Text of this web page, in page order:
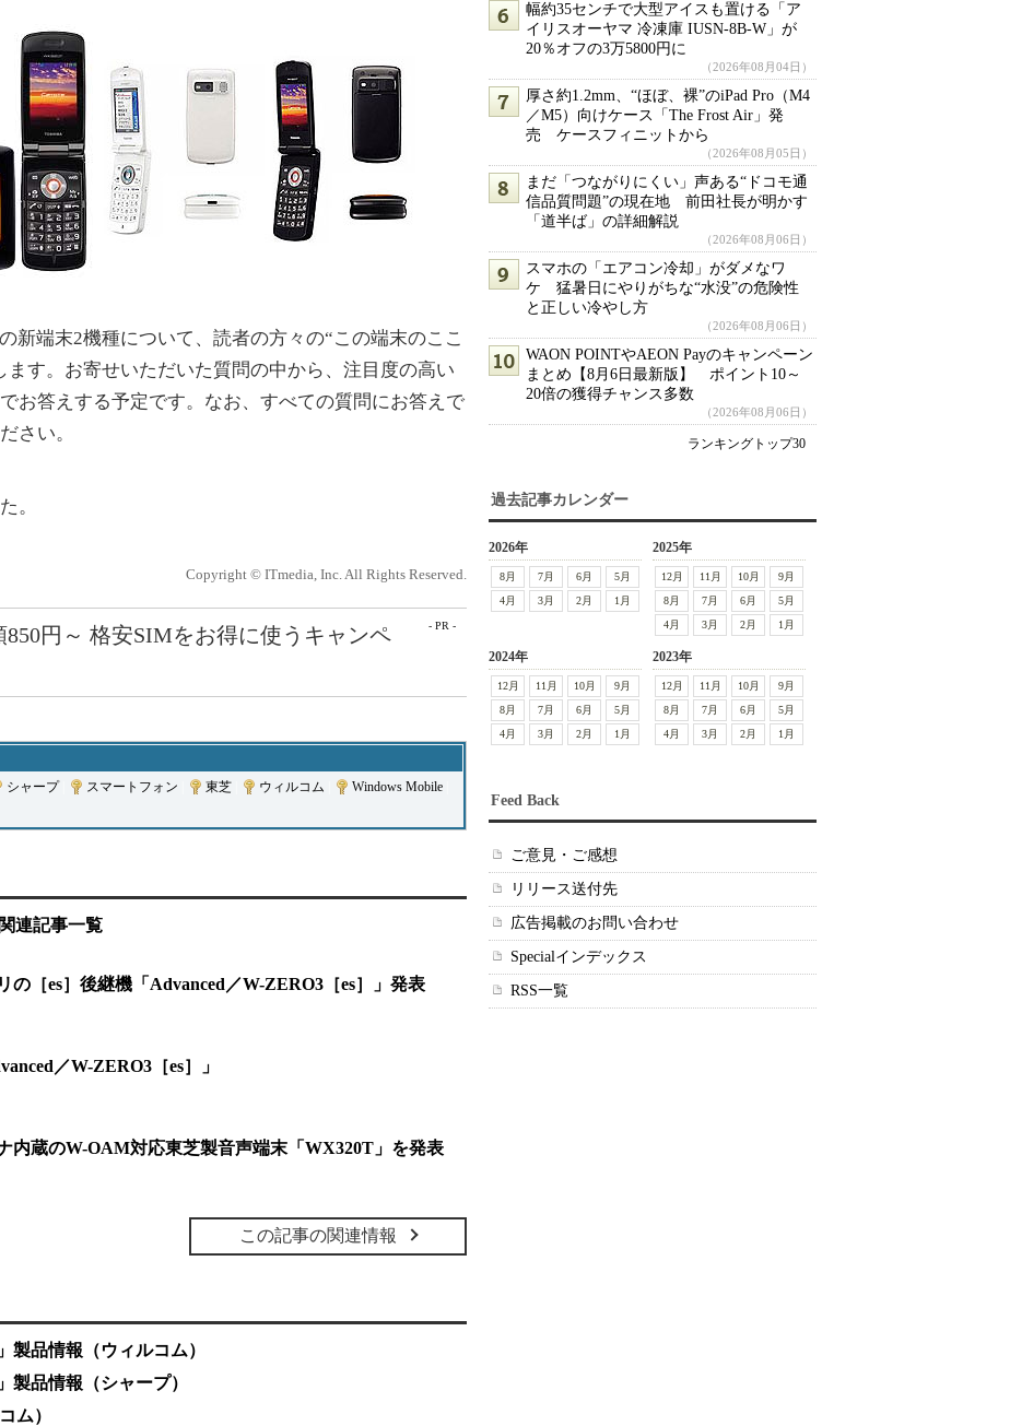
新端末2機種について、読者の方々の“この端末のここ
ます。お寄せいただいた質問の中から、注目度の高い
お答えする予定です。なお、すべての質問にお答えで
さい。
。
Copyright © ITmedia, Inc. All Rights Reserved.
- PR -
850円～ 格安SIMをお得に使うキャンペ
シャープ| スマートフォン 東芝 ウィルコム Windows Mobile
連記事一覧
の［es］後継機「Advanced／W-ZERO3［es］」発表
／W-ZERO3［es］」
内蔵のW-OAM対応東芝製音声端末「WX320T」を発表
この記事の関連情報
製品情報（ウィルコム）
製品情報（シャープ）
ム）
幅約35センチで大型アイスも置ける「ア
イリスオーヤマ 冷凍庫 IUSN-8B-W」が
20％オフの3万5800円に
（2026年08月04日）
厚さ約1.2mm、“ほぼ、裸”のiPad Pro（M4
／M5）向けケース「The Frost Air」発
売 ケースフィニットから
（2026年08月05日）
まだ「つながりにくい」声ある“ドコモ通
信品質問題”の現在地 前田社長が明かす
「道半ば」の詳細解説
（2026年08月06日）
スマホの「エアコン冷却」がダメなワ
ケ 猛暑日にやりがちな“水没”の危険性
と正しい冷やし方
（2026年08月06日）
WAON POINTやAEON Payのキャンペーン
まとめ【8月6日最新版】 ポイント10～
20倍の獲得チャンス多数
（2026年08月06日）
ランキングトップ30
過去記事カレンダー
2026年
8月 7月 6月
5月
4月
3月 2月 1月
2025年
12月 11月 10月
9月
8月
7月 6月
5月
4月
3月 2月 1月
2024年
12月 11月 10月
9月
8月
7月 6月
5月
4月
3月 2月 1月
2023年
12月 11月 10月
9月
8月
7月 6月
5月
4月
3月 2月 1月
Feed Back
ご意見・ご感想
リリース送付先
広告掲載のお問い合わせ
Specialインデックス
RSS一覧